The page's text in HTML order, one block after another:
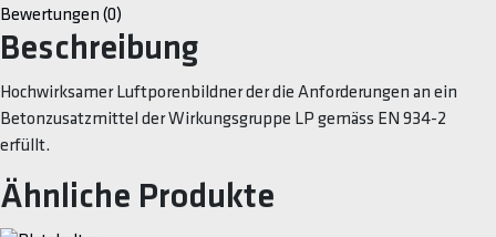
Bewertungen (0)
Beschreibung
Hochwirksamer Luftporenbildner der die Anforderungen an ein
Betonzusatzmittel der Wirkungsgruppe LP gemäss EN 934-2
erfüllt.
Ähnliche Produkte